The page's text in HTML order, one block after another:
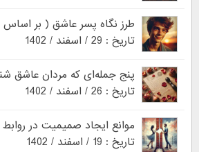
طرز نگاه پسر عاشق ( بر
تاریخ : 29 / اسفند / 1402
پنج جمله‌ای که مردان عاشق
تاریخ : 26 / اسفند / 1402
موانع ایجاد صمیمیت در
تاریخ : 19 / اسفند / 1402